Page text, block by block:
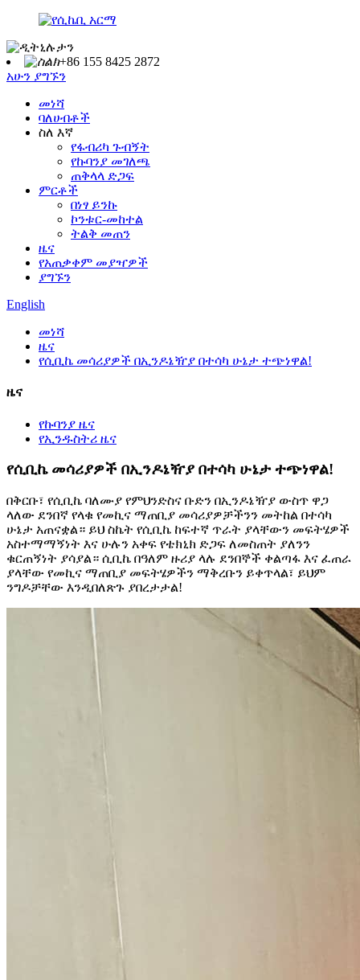
+86 155 8425 2872
አሁን ያግኙን
መነሻ
ባለሀብቶች
ስለ እኛ
የፋብሪካ ጉብኝት
የኩባንያ መገለጫ
ጠቅላላ ድጋፍ
ምርቶች
በነፃ ይንኩ
ኮንቱር-መከተል
ትልቅ መጠን
ዜና
የአጠቃቀም መያዣዎች
ያግኙን
English
መነሻ
ዜና
የሲቢኬ መሳሪያዎች በኢንዶኔዥያ በተሳካ ሁኔታ ተጭነዋል!
ዜና
የኩባንያ ዜና
የኢንዱስትሪ ዜና
የሲቢኬ መሳሪያዎች በኢንዶኔዥያ በተሳካ ሁኔታ ተጭነዋል!
በቅርቡ፣ የሲቢኬ ባለሙያ የምህንድስና ቡድን በኢንዶኔዥያ ውስጥ ዋጋ
ላለው ደንበኛ የላቁ የመኪና ማጠቢያ መሳሪያዎቻችንን መትከል በተሳካ
ሁኔታ አጠናቋል። ይህ ስኬት የሲቢኬ ከፍተኛ ጥራት ያላቸውን መፍትሄዎች
አስተማማኝነት እና ሁሉን አቀፍ የቴክኒክ ድጋፍ ለመስጠት ያለንን
ቁርጠኝነት ያሳያል። ሲቢኬ በዓለም ዙሪያ ላሉ ደንበኞች ቀልጣፋ እና ፈጠራ
ያላቸው የመኪና ማጠቢያ መፍትሄዎችን ማቅረቡን ይቀጥላል፣ ይህም
ንግዶቻቸው እንዲበለጽጉ ያበረታታል!